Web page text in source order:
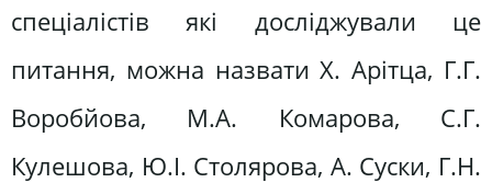
спеціалістів які досліджували це
питання, можна назвати Х. Арітца, Г.Г.
Воробйова, М.А. Комарова, С.Г.
Кулешова, Ю.І. Столярова, А. Суски, Г.Н.